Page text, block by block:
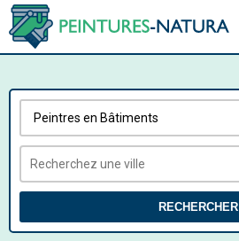
RECHERCHER